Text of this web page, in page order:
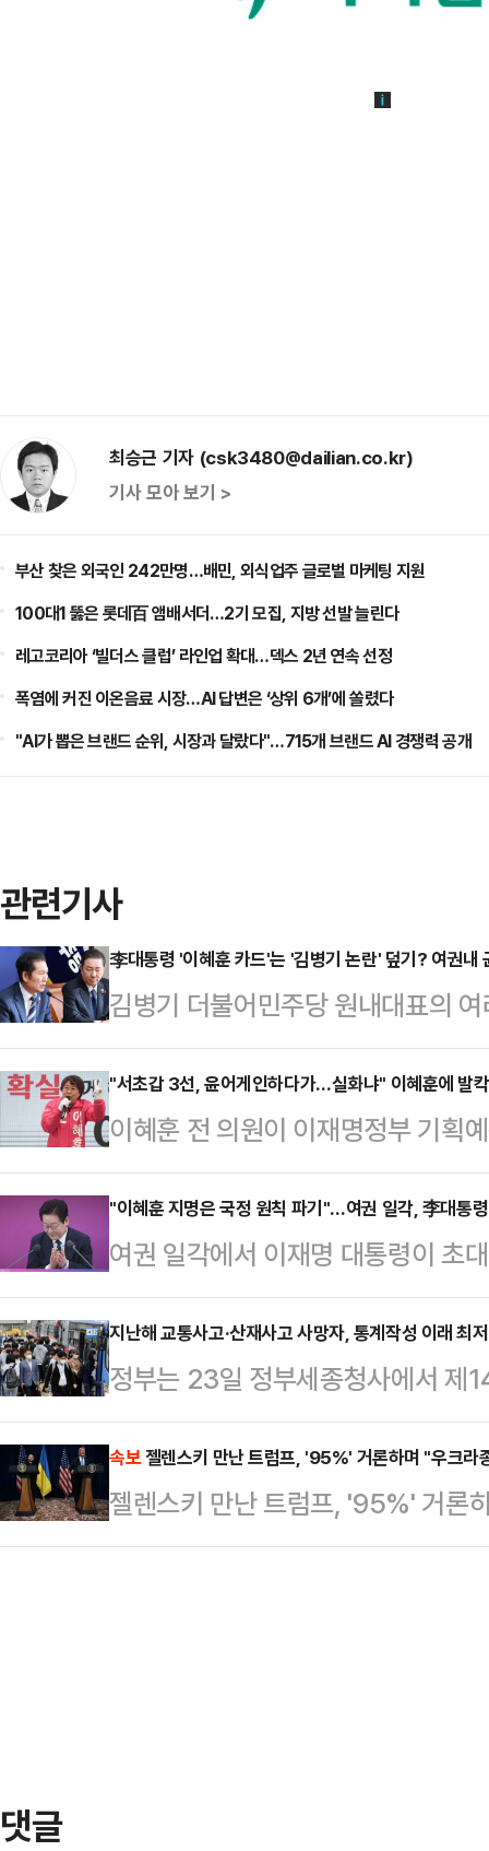
최승근 기자 (csk3480@dailian.co.kr)
기사 모아 보기 >
부산 찾은 외국인 242만명…배민, 외식업주 글로벌 마케팅 지원
100대1 뚫은 롯데百 앰배서더…2기 모집, 지방 선발 늘린다
레고코리아 ‘빌더스 클럽’ 라인업 확대…덱스 2년 연속 선정
폭염에 커진 이온음료 시장…AI 답변은 ‘상위 6개’에 쏠렸다
"AI가 뽑은 브랜드 순위, 시장과 달랐다"…715개 브랜드 AI 경쟁력 공개
관련기사
李대통령 '이혜훈 카드'는 '김병기 논란' 덮기? 여권
김병기 더불어민주당 원내대표의
되면서, 급기야 여권 내 균열 조짐
표가 김 원내대표를 '엄호'해주지
명 카드로 이재명 대통령이 직접 국
온다.28일 정치권에 따르면, 김 원
관련 논란에 대한 입장을 발표할 것
제기된 의혹을 반박해 왔지만, 논란
자 공식 입장 표…
"서초갑 3선, 윤어게인하다가…실화냐" 이혜훈에 발
이혜훈 전 의원이 이재명정부 기획
힘이 발칵 뒤집히고, 여권은 술렁
물론 전국 254개 지역구 중에서도
울 서초갑에서 3선을 했다. 국민의
셈이다. 범여권은 이 후보자가 강성
상이 될 수 있는지를 놓고 동요하
재명 대통령이 이혜훈 전 의원을 예
북에서 "2차…
"이혜훈 지명은 국정 원칙 파기"…여권 일각, 李대통
여권 일각에서 이재명 대통령이 초
힘 의원을 지명하자 반발이 터져 나
사 원칙에 따른 발탁이라고 하더라
반대했던 전력을 고려하면 국정 원
치권에 따르면, 이 대통령이 전날
명한 것을 두고 갑론을박이 이어지
"KDI 연구위원 등을 역임한 정책
으로 적임자라고 소…
지난해 교통사고·산재사고 사망자, 통계작성 이래 최
정부는 23일 정부세종청사에서 제
협의회'를 개최하고 교통사고, 산재
처의 이행사항 및 성과를 점검하고
기 3대 프로젝트는 교통·산재·자
절반 줄이기 목표로 2018년부터
속보젤렌스키 만난 트럼프, '95%' 거론하며 "우크라
젤렌스키 만난 트럼프, '95%' 거론
댓글